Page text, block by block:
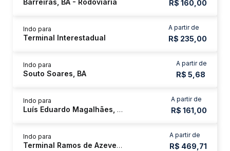
R$ 160,00
A partir de
R$ 235,00
Indo para
Terminal Interestadual
A partir de
R$ 5,68
Indo para
Souto Soares, BA
A partir de
R$ 161,00
Indo para
Luís Eduardo Magalhães, BA
A partir de
R$ 469,71
Indo para
Terminal Ramos de Azevedo